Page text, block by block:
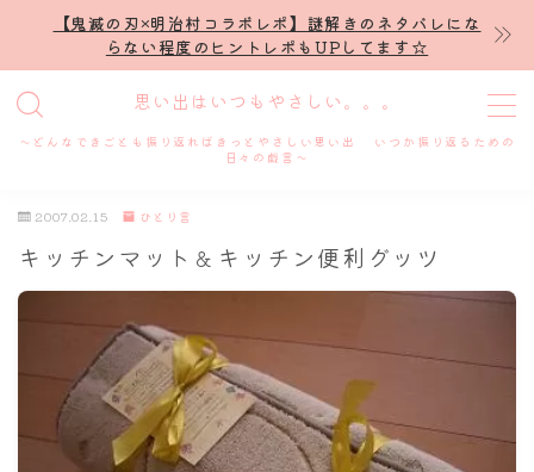
【鬼滅の刃×明治村コラボレポ】謎解きのネタバレにな
らない程度のヒントレポもUPしてます☆
思い出はいつもやさしい。。。
～どんなできごとも振り返ればきっとやさしい思い出 いつか振り返るための
日々の戯言～
MENU
プロフィール
謎解き
ホテル滞在記
舞台・ライブ
2007.02.15 ひとり言
キッチンマット＆キッチン便利グッツ